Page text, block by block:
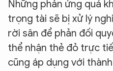
Những phản ứng quá
trọng tài sẽ bị xử lý
rời sân để phản đối
thể nhận thẻ đỏ trực
cũng áp dụng với